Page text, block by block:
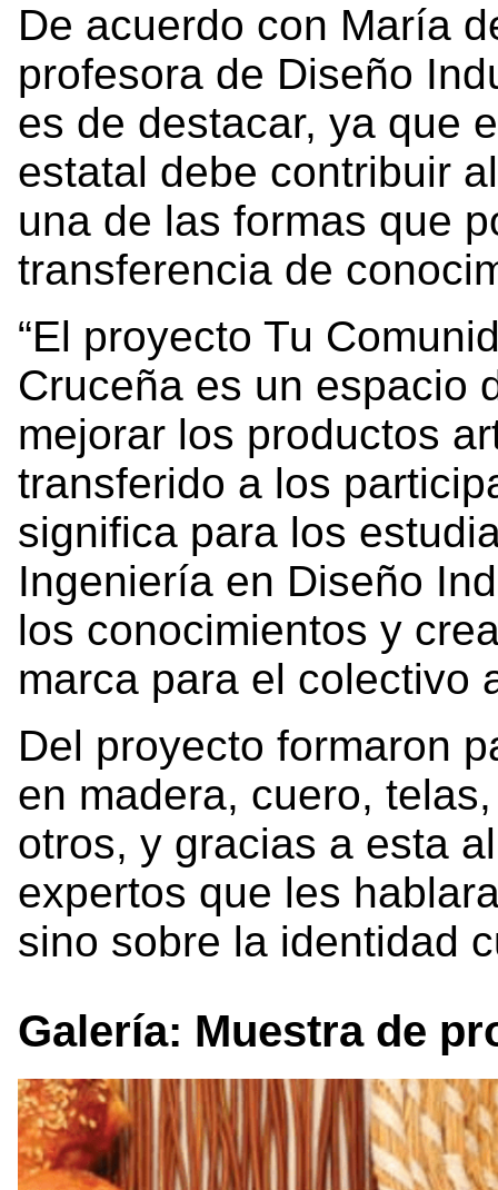
De acuerdo con María
profesora de Diseño
es de destacar, ya que
estatal debe contribuir
una de las formas que
transferencia de
“El proyecto Tu
Cruceña es un espacio
mejorar los productos
transferido a los
significa para los
Ingeniería en Diseño
los conocimientos y
marca para el colectivo
Del proyecto formaron
en madera, cuero,
otros, y gracias a esta
expertos que les
sino sobre la identidad
Galería: Muestra de